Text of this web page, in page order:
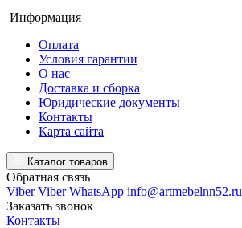
Информация
Оплата
Условия гарантии
О нас
Доставка и сборка
Юридические документы
Контакты
Карта сайта
Каталог товаров
Обратная связь
Viber Viber WhatsApp info@artmebelnn52.ru
Заказать звонок
Контакты